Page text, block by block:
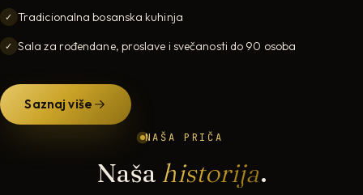
✓ Tradicionalna bosanska kuhinja
✓ Sala za rođendane, proslave i svečanosti do 90 osoba
Saznaj više
NAŠA PRIČA
Naša historija.